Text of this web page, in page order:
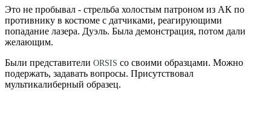
Это не пробывал - стрельба холостым патроном из АК по
противнику в костюме с датчиками, реагирующими
попадание лазера. Дуэль. Была демонстрация, потом дали
желающим.
Были представители ORSIS со своими образцами. Можно
подержать, задавать вопросы. Присутствовал
мультикалиберный образец.